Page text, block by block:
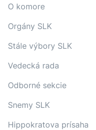
O komore
Orgány SLK
Stále výbory SLK
Vedecká rada
Odborné sekcie
Snemy SLK
Hippokratova prísaha